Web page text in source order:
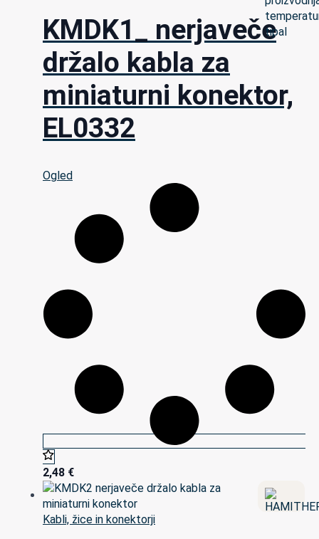
KMDK1_ nerjaveče
držalo kabla za
miniaturni konektor,
EL0332
Ogled
2,48 €
Kabli, žice in konektorji